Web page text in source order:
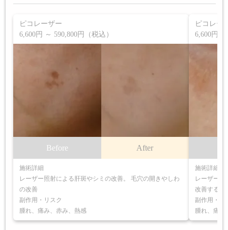
ピコレーザー
6,600円 ～ 590,800円（税込）
Before After
施術詳細
レーザー照射による肝斑やシミの改善。 毛穴の開きやしわ
の改善
副作用・リスク
腫れ、痛み、赤み、熱感
ピコレー
6,600円
施術詳細
レーザーを
改善する施
副作用・リ
腫れ、痛み